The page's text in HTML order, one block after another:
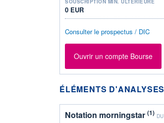
SOUSCRIPTION MIN. ULTÉRIEURE
0 EUR
Consulter le prospectus / DIC
Ouvrir un compte Bourse
ÉLÉMENTS D'ANALYSES
Notation morningstar (1) DU